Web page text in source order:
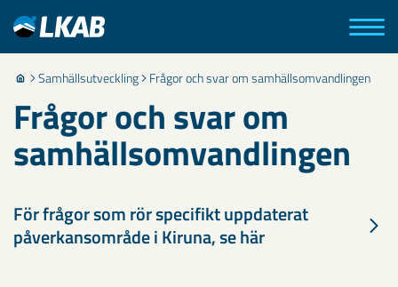
Samhällsutveckling Frågor och svar om samhällsomvandlingen
Frågor och svar om
samhällsomvandlingen
För frågor som rör specifikt uppdaterat
påverkansområde i Kiruna, se här